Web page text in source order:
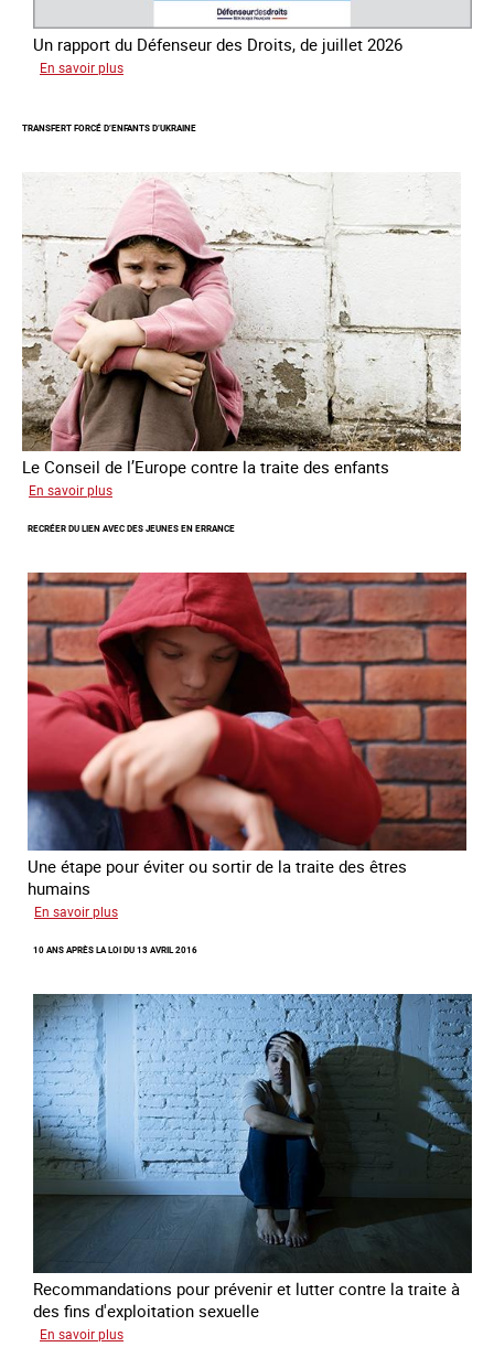
Un rapport du Défenseur des Droits, de juillet 2026
En savoir plus
les
victimes
de
traite
des
êtres
humains
TRANSFERT FORCÉ D’ENFANTS D’UKRAINE
Le Conseil de l’Europe contre la traite des enfants
En savoir plus
forcé
d’Ukraine
RECRÉER DU LIEN AVEC DES JEUNES EN ERRANCE
Une étape pour éviter ou sortir de la traite des êtres
humains
En savoir plus
du
avec
des
jeunes
errance
10 ANS APRÈS LA LOI DU 13 AVRIL 2016
Recommandations pour prévenir et lutter contre la traite à
des fins d'exploitation sexuelle
En savoir plus